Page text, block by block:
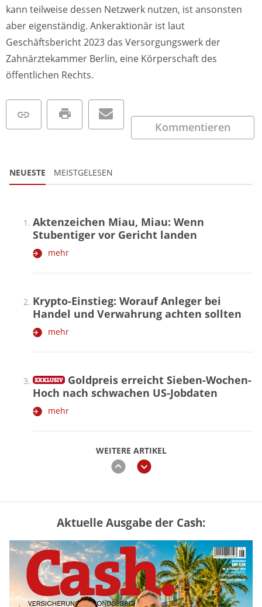
kann teilweise dessen Netzwerk nutzen, ist ansonsten
aber eigenständig. Ankeraktionär ist laut
Geschäftsbericht 2023 das Versorgungswerk der
Zahnärztekammer Berlin, eine Körperschaft des
öffentlichen Rechts.
Kommentieren
NEUESTE MEISTGELESEN
WEITERE ARTIKEL
zurückweiter
Aktenzeichen Miau, Miau: Wenn
Stubentiger vor Gericht landen
mehr
Krypto-Einstieg: Worauf Anleger bei
Handel und Verwahrung achten sollten
mehr
Goldpreis erreicht Sieben-Wochen-
Hoch nach schwachen US-Jobdaten
mehr
Vermieter-Zutritt: Wann Mieter
die Wohnung öffnen müssen
mehr
Goldpreis erreicht Sieben-Wochen-
Aktuelle Ausgabe der Cash: